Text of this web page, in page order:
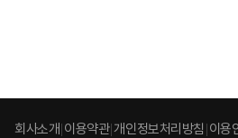
회사소개 이용약관 개인정보처리방침 이용